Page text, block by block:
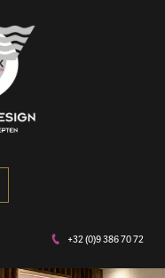
+32 (0)9 386 70 72